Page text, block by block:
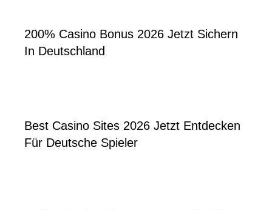
200% Casino Bonus 2026 Jetzt Sichern
In Deutschland
Best Casino Sites 2026 Jetzt Entdecken
Für Deutsche Spieler